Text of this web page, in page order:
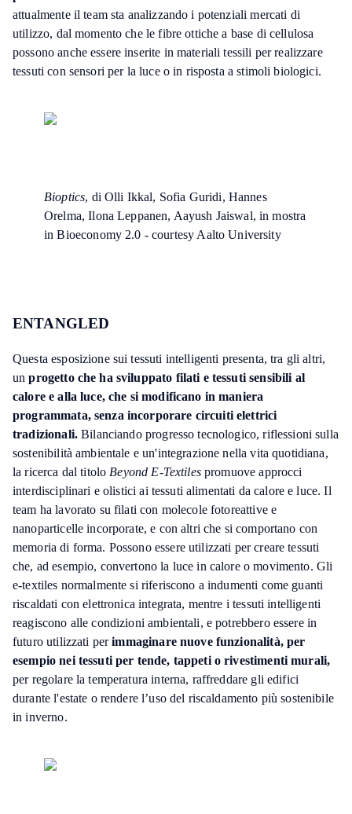
attualmente il team sta analizzando i potenziali mercati di
utilizzo, dal momento che le fibre ottiche a base di cellulosa
possono anche essere inserite in materiali tessili per realizzare
tessuti con sensori per la luce o in risposta a stimoli biologici.
Bioptics, di Olli Ikkal, Sofia Guridi, Hannes
Orelma, Ilona Leppanen, Aayush Jaiswal, in mostra
in Bioeconomy 2.0 - courtesy Aalto University
ENTANGLED
Questa esposizione sui tessuti intelligenti presenta, tra gli altri,
unprogetto che ha sviluppato filati e tessuti sensibili al
calore e alla luce, che si modificano in maniera
programmata, senza incorporare circuiti elettrici
tradizionali.Bilanciando progresso tecnologico, riflessioni sulla
sostenibilità ambientale e un'integrazione nella vita quotidiana,
la ricerca dal titolo Beyond E-Textilespromuove approcci
interdisciplinari e olistici ai tessuti alimentati da calore e luce. Il
team ha lavorato su filati con molecole fotoreattive e
nanoparticelle incorporate, e con altri che si comportano con
memoria di forma. Possono essere utilizzati per creare tessuti
che, ad esempio, convertono la luce in calore o movimento. Gli
e-textiles normalmente si riferiscono a indumenti come guanti
riscaldati con elettronica integrata, mentre i tessuti intelligenti
reagiscono alle condizioni ambientali, e potrebbero essere in
futuro utilizzati perimmaginare nuove funzionalità, per
esempio nei tessuti per tende, tappeti o rivestimenti murali,
per regolare la temperatura interna, raffreddare gli edifici
durante l'estate o rendere l’uso del riscaldamento più sostenibile
in inverno.